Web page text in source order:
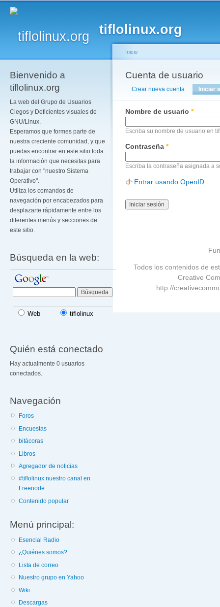
tiflolinux.org
Bienvenido a
tiflolinux.org
La web del Grupo de Usuarios
Ciegos y Deficientes visuales de
GNU/Linux.
Esperamos que formes parte de
nuestra creciente comunidad, y que
puedas encontrar en este sitio toda
la información que necesitas para
trabajar con "nuestro Sistema
Operativo".
Utiliza los comandos de
navegación por encabezados para
desplazarte rápidamente entre los
diferentes menús y secciones de
este sitio.
Búsqueda en la web:
Web tiflolinux
Quién está conectado
Hay actualmente 0 usuarios
conectados.
Navegación
Foros
Encuestas
bitácoras
Libros
Agregador de noticias
#tiflolinux nuestro canal en
Freenode
Contenido popular
Menú principal:
Esencial Radio
¿Quiénes somos?
Lista de correo
Nuestro grupo en Yahoo
Wiki
Descargas
Se encuentra usted
Inicio
Cuenta de usuario
Solapas principales
Crear nueva cuenta Iniciar
Nombre de usuario *
Escriba su nombre de usuario en
Contraseña *
Escriba la contraseña asignada a
Entrar usando OpenID
Todos los contenidos de
Creative
http://